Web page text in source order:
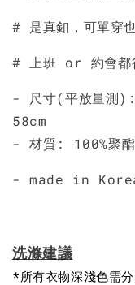
# 是真釦，可單穿也
# 上班 or 約會都
- 尺寸(平放量測
58cm
- 材質: 100%聚酯
- made in
洗滌建議
*所有衣物深淺色需分